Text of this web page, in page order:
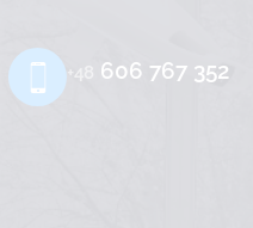
+48 606 767 352